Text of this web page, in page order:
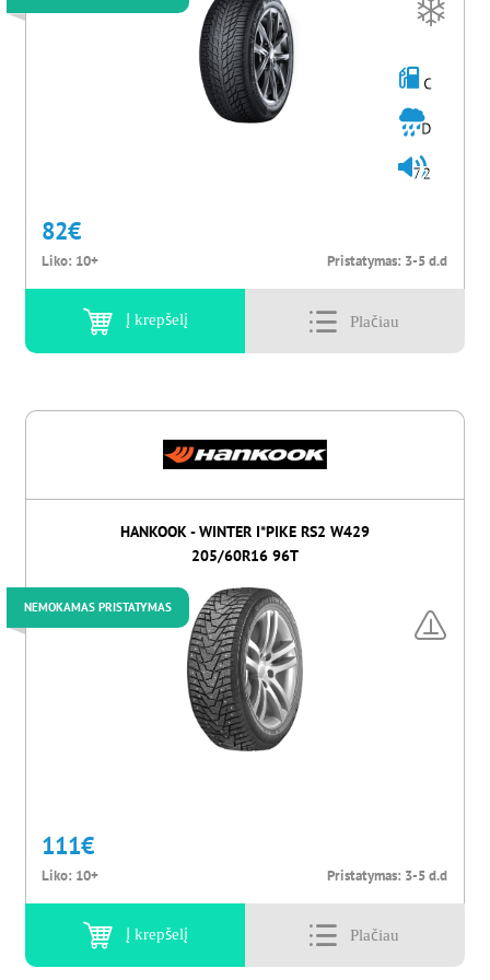
C
D
72
82€
Liko: 10+ Pristatymas: 3-5 d.d
Į krepšelį
HANKOOK - WINTER I*PIKE RS2 W429
205/60R16 96T
NEMOKAMAS PRISTATYMAS
111€
Liko: 10+ Pristatymas: 3-5 d.d
Į krepšelį